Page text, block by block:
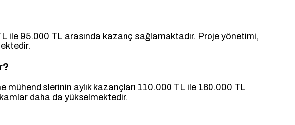
ile 95.000 TL arasında kazanç sağlamaktadır. Proje yönetimi,
mühendislerinin aylık kazançları 110.000 TL ile 160.000 TL
daha da yükselmektedir.